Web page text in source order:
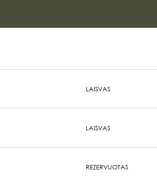
LAISVAS
LAISVAS
REZERVUOTAS